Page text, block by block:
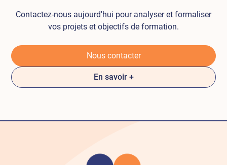
Contactez-nous aujourd'hui pour analyser et formaliser
vos projets et objectifs de formation.
Nous contacter
En savoir +